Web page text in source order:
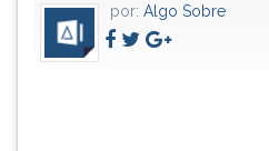
conteúdo
principal
desta
por: Algo Sobre